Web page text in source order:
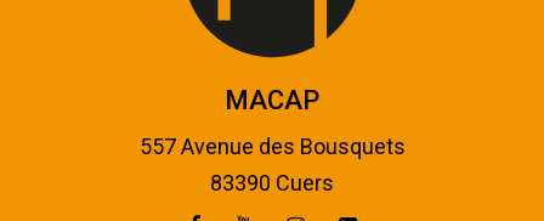
MACAP
557 Avenue des Bousquets
83390 Cuers